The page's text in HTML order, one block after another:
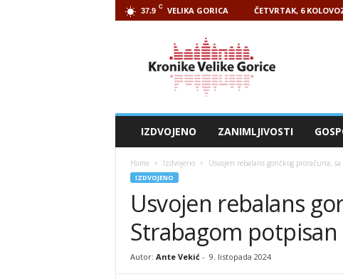
37.9 C VELIKA GORICA ČETVRTAK, 6
IZDVOJENO ZANIMLJIVOSTI
Home Izdvojeno Usvojen rebalans goričkog proračuna,
IZDVOJENO
Usvojen rebalans
Strabagom
Autor: Ante Vekić- 9. listopada 2024